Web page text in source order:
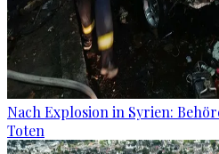
Nach Explosion in Syrien:
Toten